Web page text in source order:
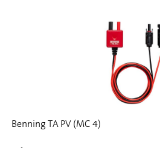
Benning TA PV (MC 4)